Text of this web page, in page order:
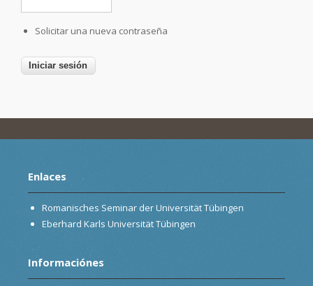
Solicitar una nueva contraseña
Enlaces
Romanisches Seminar der Universität Tübingen
Eberhard Karls Universität Tübingen
Informaciónes